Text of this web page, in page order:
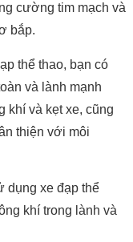
cường tim mạch và
bắp.
thể thao, bạn có
và lành mạnh
khí và kẹt xe, cũng
thiện với môi
dụng xe đạp thể
khí trong lành và